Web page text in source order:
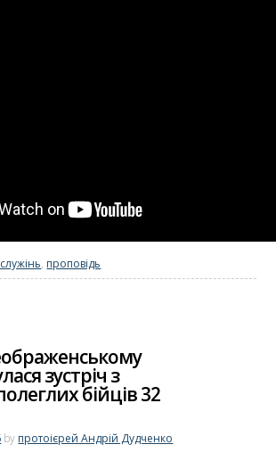
, проповідь
зустріч з
бійців 32
by протоієрей Андрій Дудченко